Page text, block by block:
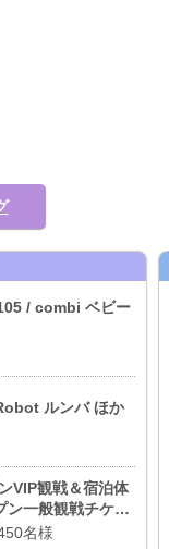
/ combi ベビー
ルンバ ほか
VIP観戦＆宿泊体
ン一般観戦チケッ
名様